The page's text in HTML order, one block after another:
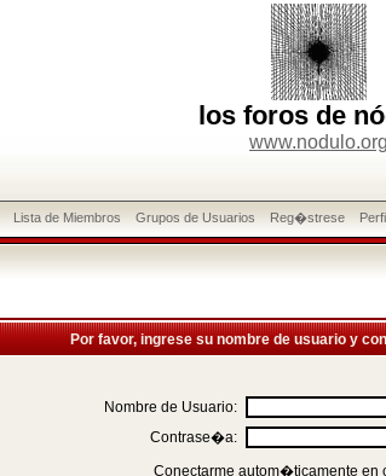
los foros de
www.nodulo.org
Lista de Miembros Grupos de Usuarios Reg�strese
Por favor, ingrese su nombre de usuario y
Nombre de Usuario:
Contrase�a:
Conectarme autom�ticamente en